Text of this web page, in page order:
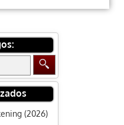
(2026)